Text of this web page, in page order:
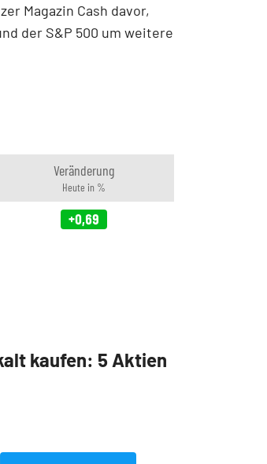
Magazin Cash davor,
der S&P 500 um weitere
Veränderung
Heute in %
+0,69
kaufen: 5 Aktien